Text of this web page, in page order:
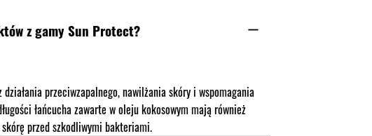
z gamy Sun Protect?
przeciwzapalnego, nawilżania skóry i wspomagania
łańcucha zawarte w oleju kokosowym mają również
przed szkodliwymi bakteriami.